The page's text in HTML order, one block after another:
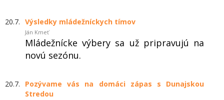
20.7. Výsledky mládežníckych tímov
Ján Kmeť
Mládežnícke výbery sa už pripravujú na
novú sezónu.
20.7.
Pozývame vás na domáci zápas s Dunajskou
Stredou